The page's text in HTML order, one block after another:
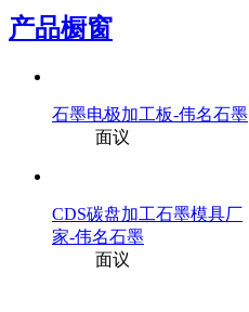
产品橱窗
石墨电极加工板-伟名石墨
面议
CDS碳盘加工石墨模具厂
家-伟名石墨
面议